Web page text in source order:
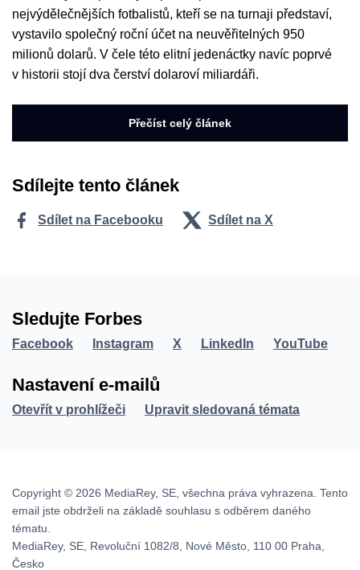
nejvýdělečnějších fotbalistů, kteří se na turnaji představí,
vystavilo společný roční účet na neuvěřitelných 950
milionů dolarů. V čele této elitní jedenáctky navíc poprvé
v historii stojí dva čerství dolaroví miliardáři.
Přečíst celý článek
Sdílejte tento článek
Sdílet na Facebooku Sdílet na X
Sledujte Forbes
Facebook Instagram X LinkedIn YouTube
Nastavení e-mailů
Otevřít v prohlížeči Upravit sledovaná témata
Copyright © 2026 MediaRey, SE, všechna práva vyhrazena. Tento
email jste obdrželi na základě souhlasu s odběrem daného
tématu.
MediaRey, SE, Revoluční 1082/8, Nové Město, 110 00 Praha,
Česko